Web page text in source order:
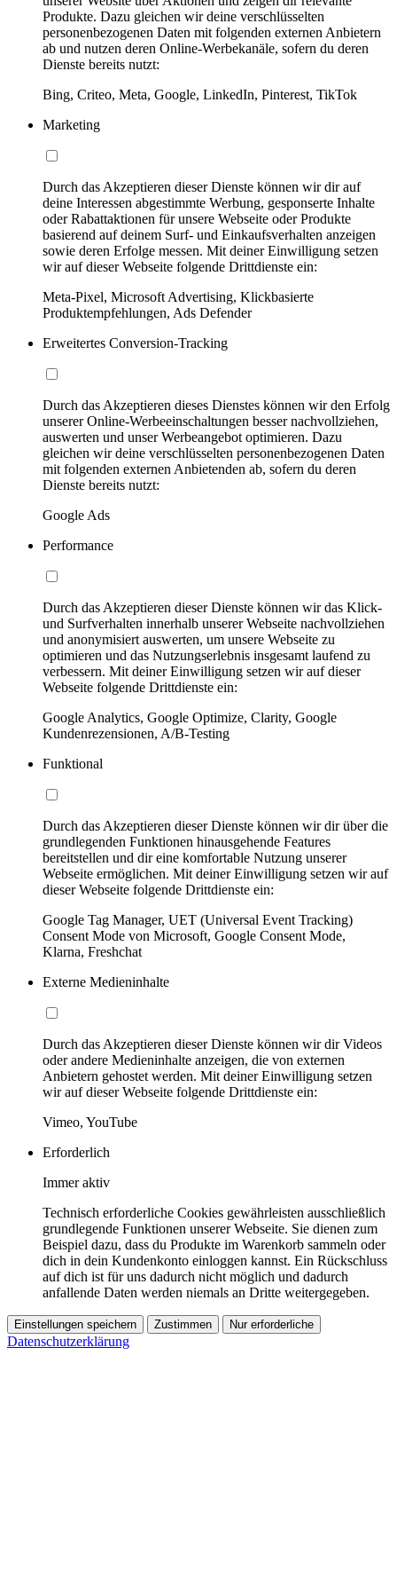
Produkte. Dazu gleichen wir deine verschlüsselten
personenbezogenen Daten mit folgenden externen Anbietern
ab und nutzen deren Online-Werbekanäle, sofern du deren
Dienste bereits nutzt:
Bing, Criteo, Meta, Google, LinkedIn, Pinterest, TikTok
Marketing
Durch das Akzeptieren dieser Dienste können wir dir auf
deine Interessen abgestimmte Werbung, gesponserte Inhalte
oder Rabattaktionen für unsere Webseite oder Produkte
basierend auf deinem Surf- und Einkaufsverhalten anzeigen
sowie deren Erfolge messen. Mit deiner Einwilligung setzen
wir auf dieser Webseite folgende Drittdienste ein:
Meta-Pixel, Microsoft Advertising, Klickbasierte
Produktempfehlungen, Ads Defender
Erweitertes Conversion-Tracking
Durch das Akzeptieren dieses Dienstes können wir den Erfolg
unserer Online-Werbeeinschaltungen besser nachvollziehen,
auswerten und unser Werbeangebot optimieren. Dazu
gleichen wir deine verschlüsselten personenbezogenen Daten
mit folgenden externen Anbietenden ab, sofern du deren
Dienste bereits nutzt:
Google Ads
Performance
Durch das Akzeptieren dieser Dienste können wir das Klick-
und Surfverhalten innerhalb unserer Webseite nachvollziehen
und anonymisiert auswerten, um unsere Webseite zu
optimieren und das Nutzungserlebnis insgesamt laufend zu
verbessern. Mit deiner Einwilligung setzen wir auf dieser
Webseite folgende Drittdienste ein:
Google Analytics, Google Optimize, Clarity, Google
Kundenrezensionen, A/B-Testing
Funktional
Durch das Akzeptieren dieser Dienste können wir dir über die
grundlegenden Funktionen hinausgehende Features
bereitstellen und dir eine komfortable Nutzung unserer
Webseite ermöglichen. Mit deiner Einwilligung setzen wir auf
dieser Webseite folgende Drittdienste ein:
Google Tag Manager, UET (Universal Event Tracking)
Consent Mode von Microsoft, Google Consent Mode,
Klarna, Freshchat
Externe Medieninhalte
Durch das Akzeptieren dieser Dienste können wir dir Videos
oder andere Medieninhalte anzeigen, die von externen
Anbietern gehostet werden. Mit deiner Einwilligung setzen
wir auf dieser Webseite folgende Drittdienste ein:
Vimeo, YouTube
Erforderlich
Immer aktiv
Technisch erforderliche Cookies gewährleisten ausschließlich
grundlegende Funktionen unserer Webseite. Sie dienen zum
Beispiel dazu, dass du Produkte im Warenkorb sammeln oder
dich in dein Kundenkonto einloggen kannst. Ein Rückschluss
auf dich ist für uns dadurch nicht möglich und dadurch
anfallende Daten werden niemals an Dritte weitergegeben.
Einstellungen speichern Zustimmen Nur erforderliche
Datenschutzerklärung